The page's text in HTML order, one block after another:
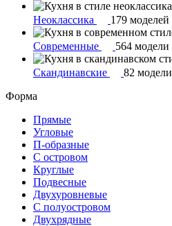
Неоклассика 179 моделей
Современные 564 модели
Скандинавские
82 модели
Форма
Прямые
Угловые
П-образные
С островом
Круглые
Подвесные
Двухуровневые
С полуостровом
Двухрядные